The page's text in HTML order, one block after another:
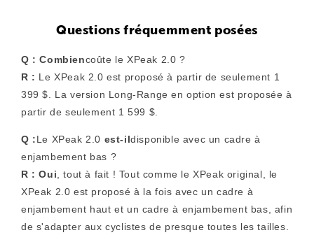
Questions fréquemment posées
Q : Combiencoûte le XPeak 2.0 ?
R : Le XPeak 2.0 est proposé à partir de seulement 1
399 $. La version Long-Range en option est proposée à
partir de seulement 1 599 $.
Q :Le XPeak 2.0 est-ildisponible avec un cadre à
enjambement bas ?
R : Oui , tout à fait ! Tout comme le XPeak original, le
XPeak 2.0 est proposé à la fois avec un cadre à
enjambement haut et un cadre à enjambement bas, afin
de s'adapter aux cyclistes de presque toutes les tailles.